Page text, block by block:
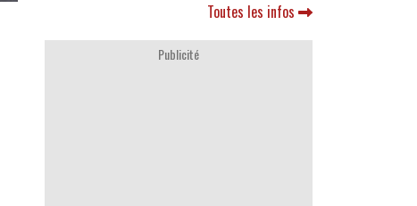
Toutes les infos
Publicité